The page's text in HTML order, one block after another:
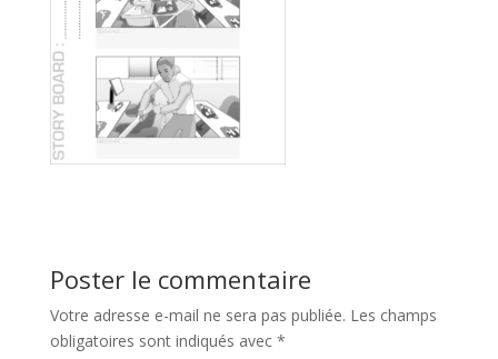
Poster le commentaire
Votre adresse e-mail ne sera pas publiée. Les champs
obligatoires sont indiqués avec *